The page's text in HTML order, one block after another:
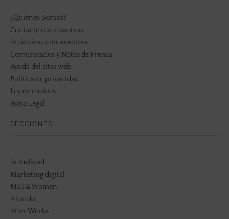
¿Quiénes Somos?
Contacte con nosotros
Anúnciese con nosotros
Comunicados y Notas de Prensa
Ayuda del sitio web
Política de privacidad
Ley de cookies
Aviso Legal
SECCIONES
Actualidad
Marketing digital
MKT&Women
A fondo
After Works